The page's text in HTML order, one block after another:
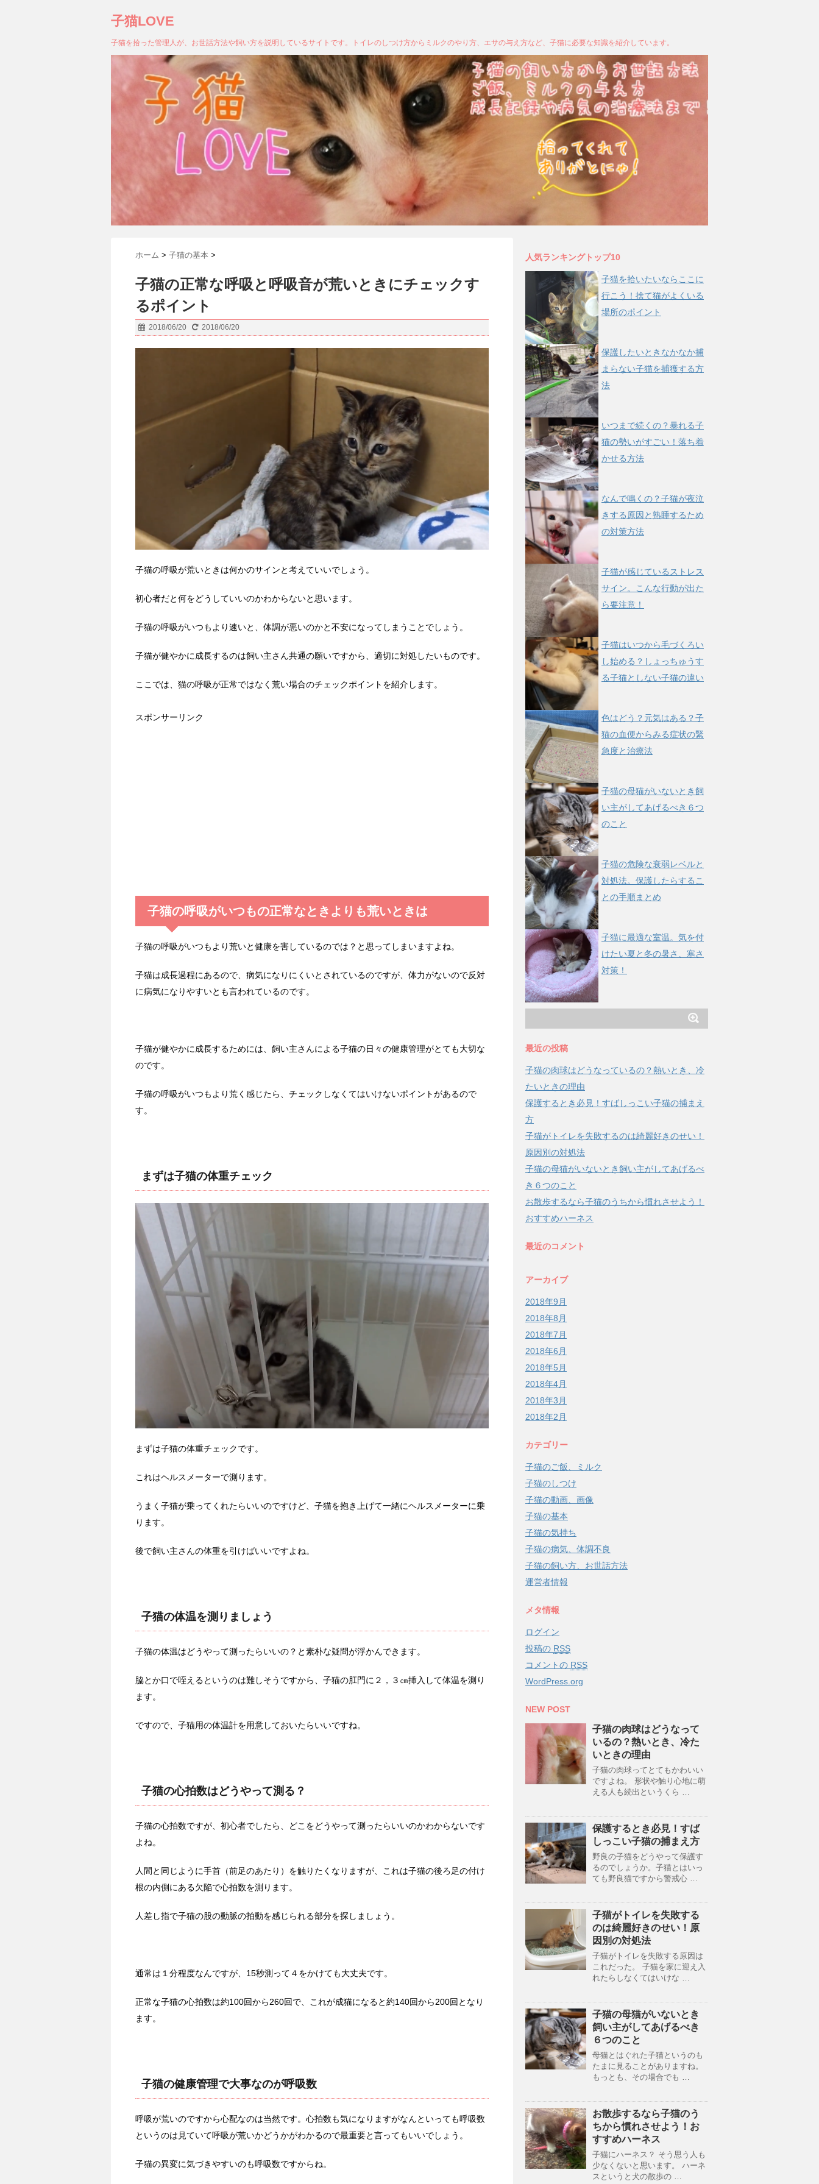
子猫LOVE
子猫を拾った管理人が、お世話方法や飼い方を説明しているサイトです。トイレのしつけ方からミルクのやり方、エサの与え方など、子猫に必要な知識を紹介しています。
ホーム > 子猫の基本 >
子猫の正常な呼吸と呼吸音が荒いときにチェックす
るポイント
2018/06/20 2018/06/20
子猫の呼吸が荒いときは何かのサインと考えていいでしょう。
初心者だと何をどうしていいのかわからないと思います。
子猫の呼吸がいつもより速いと、体調が悪いのかと不安になってしまうことでしょう。
子猫が健やかに成長するのは飼い主さん共通の願いですから、適切に対処したいものです。
ここでは、猫の呼吸が正常ではなく荒い場合のチェックポイントを紹介します。
スポンサーリンク
子猫の呼吸がいつもの正常なときよりも荒いときは
子猫の呼吸がいつもより荒いと健康を害しているのでは？と思ってしまいますよね。
子猫は成長過程にあるので、病気になりにくいとされているのですが、体力がないので反対
に病気になりやすいとも言われているのです。
子猫が健やかに成長するためには、飼い主さんによる子猫の日々の健康管理がとても大切な
のです。
子猫の呼吸がいつもより荒く感じたら、チェックしなくてはいけないポイントがあるので
す。
まずは子猫の体重チェック
まずは子猫の体重チェックです。
これはヘルスメーターで測ります。
うまく子猫が乗ってくれたらいいのですけど、子猫を抱き上げて一緒にヘルスメーターに乗
ります。
後で飼い主さんの体重を引けばいいですよね。
子猫の体温を測りましょう
子猫の体温はどうやって測ったらいいの？と素朴な疑問が浮かんできます。
脇とか口で咥えるというのは難しそうですから、子猫の肛門に２，３㎝挿入して体温を測り
ます。
ですので、子猫用の体温計を用意しておいたらいいですね。
子猫の心拍数はどうやって測る？
子猫の心拍数ですが、初心者でしたら、どこをどうやって測ったらいいのかわからないです
よね。
人間と同じように手首（前足のあたり）を触りたくなりますが、これは子猫の後ろ足の付け
根の内側にある欠陥で心拍数を測ります。
人差し指で子猫の股の動脈の拍動を感じられる部分を探しましょう。
通常は１分程度なんですが、15秒測って４をかけても大丈夫です。
正常な子猫の心拍数は約100回から260回で、これが成猫になると約140回から200回となり
ます。
子猫の健康管理で大事なのが呼吸数
呼吸が荒いのですから心配なのは当然です。心拍数も気になりますがなんといっても呼吸数
というのは見ていて呼吸が荒いかどうかがわかるので最重要と言ってもいいでしょう。
子猫の異変に気づきやすいのも呼吸数ですからね。
人気ランキングトップ10
子猫を拾いたいならここに
行こう！捨て猫がよくいる
場所のポイント
保護したいときなかなか捕
まらない子猫を捕獲する方
法
いつまで続くの？暴れる子
猫の勢いがすごい！落ち着
かせる方法
なんで鳴くの？子猫が夜泣
きする原因と熟睡するため
の対策方法
子猫が感じているストレス
サイン。こんな行動が出た
ら要注意！
子猫はいつから毛づくろい
し始める？しょっちゅうす
る子猫としない子猫の違い
色はどう？元気はある？子
猫の血便からみる症状の緊
急度と治療法
子猫の母猫がいないとき飼
い主がしてあげるべき６つ
のこと
子猫の危険な衰弱レベルと
対処法。保護したらするこ
との手順まとめ
子猫に最適な室温。気を付
けたい夏と冬の暑さ、寒さ
対策！
最近の投稿
子猫の肉球はどうなっているの？熱いとき、冷
たいときの理由
保護するとき必見！すばしっこい子猫の捕まえ
方
子猫がトイレを失敗するのは綺麗好きのせい！
原因別の対処法
子猫の母猫がいないとき飼い主がしてあげるべ
き６つのこと
お散歩するなら子猫のうちから慣れさせよう！
おすすめハーネス
最近のコメント
アーカイブ
2018年9月
2018年8月
2018年7月
2018年6月
2018年5月
2018年4月
2018年3月
2018年2月
カテゴリー
子猫のご飯、ミルク
子猫のしつけ
子猫の動画、画像
子猫の基本
子猫の気持ち
子猫の病気、体調不良
子猫の飼い方、お世話方法
運営者情報
メタ情報
ログイン
投稿の RSS
コメントの RSS
WordPress.org
NEW POST
子猫の肉球はどうなって
いるの？熱いとき、冷た
いときの理由
子猫の肉球ってとてもかわいい
ですよね。 形状や触り心地に萌
える人も続出というくら …
保護するとき必見！すば
しっこい子猫の捕まえ方
野良の子猫をどうやって保護す
るのでしょうか。子猫とはいっ
ても野良猫ですから警戒心 …
子猫がトイレを失敗する
のは綺麗好きのせい！原
因別の対処法
子猫がトイレを失敗する原因は
これだった。 子猫を家に迎え入
れたらしなくてはいけな …
子猫の母猫がいないとき
飼い主がしてあげるべき
６つのこと
母猫とはぐれた子猫というのも
たまに見ることがありますね。
もっとも、その場合でも …
お散歩するなら子猫のう
ちから慣れさせよう！お
すすめハーネス
子猫にハーネス？ そう思う人も
少なくないと思います。 ハーネ
スというと犬の散歩の …